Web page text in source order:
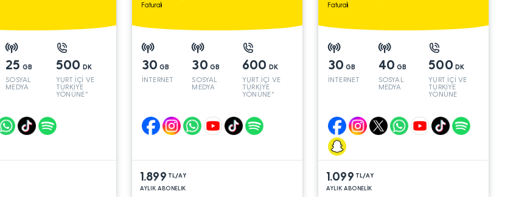
25 GB
SOSYAL
MEDYA
500 DK
YURT İÇİ VE
TÜRKİYE
YÖNÜNE*
Faturalı
30 GB
İNTERNET
30 GB
SOSYAL
MEDYA
600 DK
YURT İÇİ VE
TÜRKİYE
YÖNÜNE*
1.899 TL/AY
AYLIK ABONELIK
Faturalı
30 GB
İNTERNET
40 GB
SOSYAL
MEDYA
500 DK
YURT İÇİ VE
TÜRKİYE
YÖNÜNE
1.099 TL/AY
AYLIK ABONELİK